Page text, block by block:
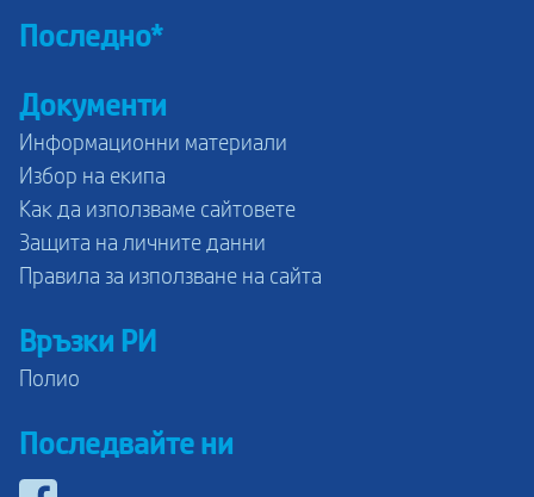
Последно*
Документи
Информационни материали
Избор на екипа
Как да използваме сайтовете
Защита на личните данни
Правила за използване на сайта
Връзки РИ
Полио
Последвайте ни